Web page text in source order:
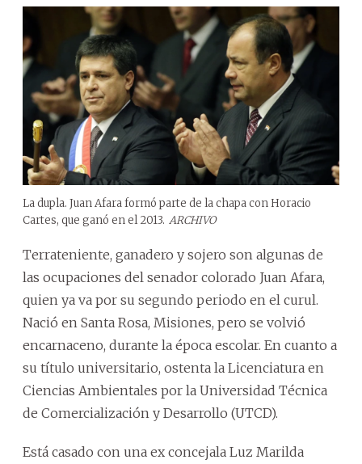
La dupla. Juan Afara formó parte de la chapa con Horacio
Cartes, que ganó en el 2013. ARCHIVO
Terrateniente, ganadero y sojero son algunas de
las ocupaciones del senador colorado Juan Afara,
quien ya va por su segundo periodo en el curul.
Nació en Santa Rosa, Misiones, pero se volvió
encarnaceno, durante la época escolar. En cuanto a
su título universitario, ostenta la Licenciatura en
Ciencias Ambientales por la Universidad Técnica
de Comercialización y Desarrollo (UTCD).
Está casado con una ex concejala Luz Marilda